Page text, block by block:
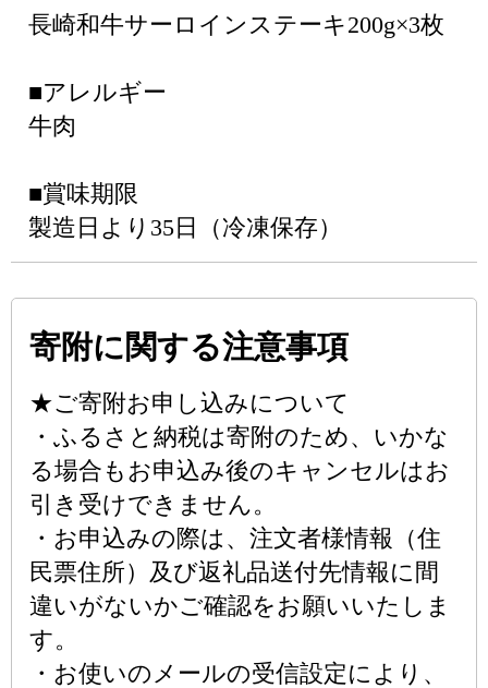
長崎和牛サーロインステーキ200g×3枚
■アレルギー
牛肉
■賞味期限
製造日より35日（冷凍保存）
寄附に関する注意事項
★ご寄附お申し込みについて
・ふるさと納税は寄附のため、いかな
る場合もお申込み後のキャンセルはお
引き受けできません。
・お申込みの際は、注文者様情報（住
民票住所）及び返礼品送付先情報に間
違いがないかご確認をお願いいたしま
す。
・お使いのメールの受信設定により、